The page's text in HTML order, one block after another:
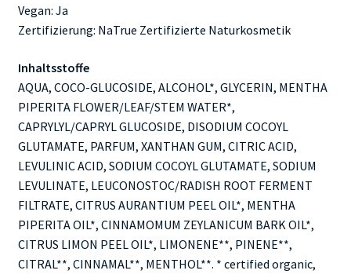
Vegan: Ja
Zertifizierung: NaTrue Zertifizierte Naturkosmetik
Inhaltsstoffe
AQUA, COCO-GLUCOSIDE, ALCOHOL*, GLYCERIN, MENTHA
PIPERITA FLOWER/LEAF/STEM WATER*,
CAPRYLYL/CAPRYL GLUCOSIDE, DISODIUM COCOYL
GLUTAMATE, PARFUM, XANTHAN GUM, CITRIC ACID,
LEVULINIC ACID, SODIUM COCOYL GLUTAMATE, SODIUM
LEVULINATE, LEUCONOSTOC/RADISH ROOT FERMENT
FILTRATE, CITRUS AURANTIUM PEEL OIL*, MENTHA
PIPERITA OIL*, CINNAMOMUM ZEYLANICUM BARK OIL*,
CITRUS LIMON PEEL OIL*, LIMONENE**, PINENE**,
CITRAL**, CINNAMAL**, MENTHOL**. * certified organic,